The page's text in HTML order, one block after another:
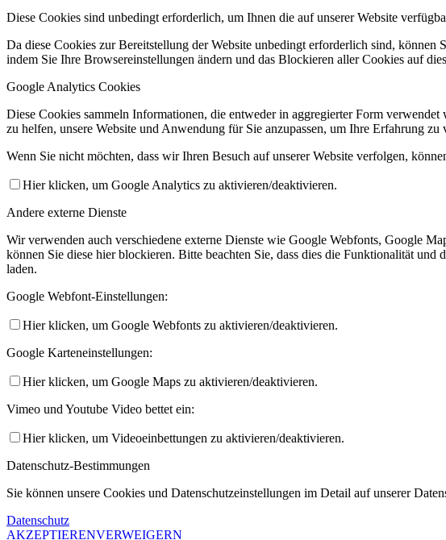
Diese Cookies sind unbedingt erforderlich, um Ihnen die auf unserer Website
Da diese Cookies zur Bereitstellung der Website unbedingt erforderlich sind, können
indem Sie Ihre Browsereinstellungen ändern und das Blockieren aller Cookies auf
Google Analytics Cookies
Diese Cookies sammeln Informationen, die entweder in aggregierter Form
zu helfen, unsere Website und Anwendung für Sie anzupassen, um Ihre Erfahrung zu
Wenn Sie nicht möchten, dass wir Ihren Besuch auf unserer Website verfolgen,
Hier klicken, um Google Analytics zu aktivieren/deaktivieren.
Andere externe Dienste
Wir verwenden auch verschiedene externe Dienste wie Google Webfonts, Google
können Sie diese hier blockieren. Bitte beachten Sie, dass dies die Funktionalität
laden.
Google Webfont-Einstellungen:
Hier klicken, um Google Webfonts zu aktivieren/deaktivieren.
Google Karteneinstellungen:
Hier klicken, um Google Maps zu aktivieren/deaktivieren.
Vimeo und Youtube Video bettet ein:
Hier klicken, um Videoeinbettungen zu aktivieren/deaktivieren.
Datenschutz-Bestimmungen
Sie können unsere Cookies und Datenschutzeinstellungen im Detail auf unserer
Datenschutz
AKZEPTIERENVERWEIGERN